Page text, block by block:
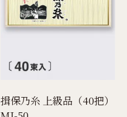
揖保乃糸 上級品（40把）